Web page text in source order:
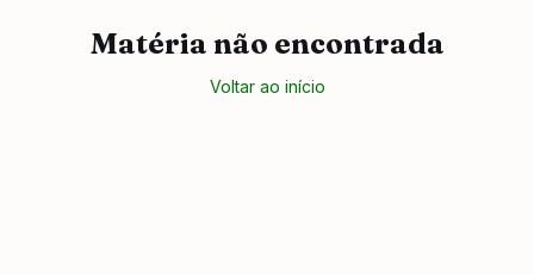
Matéria não encontrada
Voltar ao início